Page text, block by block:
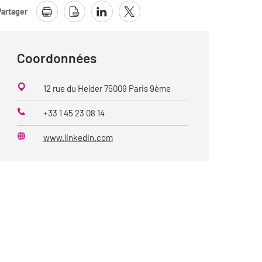
Coordonnées
12 rue du Helder 75009 Paris 9ème
Téléphone
+33 1 45 23 08 14
www.linkedin.com